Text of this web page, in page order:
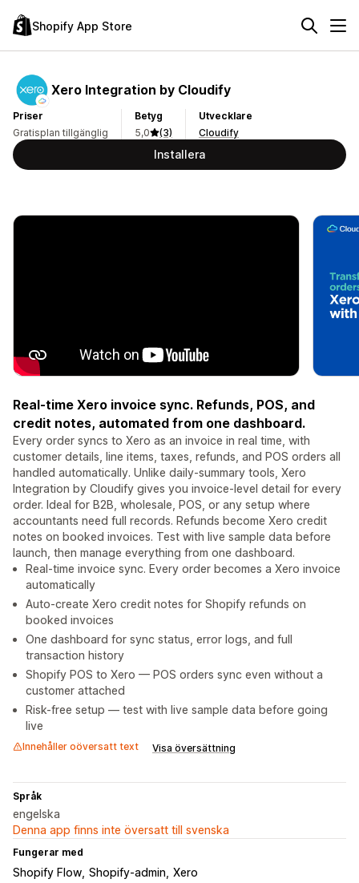
Shopify App Store
Xero Integration by Cloudify
Priser
Gratisplan tillgänglig
Betyg
5,0
(3)
Utvecklare
Cloudify
Installera
Real-time Xero invoice sync. Refunds, POS, and
credit notes, automated from one dashboard.
Every order syncs to Xero as an invoice in real time, with
customer details, line items, taxes, refunds, and POS orders all
handled automatically. Unlike daily-summary tools, Xero
Integration by Cloudify gives you invoice-level detail for every
order. Ideal for B2B, wholesale, POS, or any setup where
accountants need full records. Refunds become Xero credit
notes on booked invoices. Test with live sample data before
launch, then manage everything from one dashboard.
Real-time invoice sync. Every order becomes a Xero invoice
automatically
Auto-create Xero credit notes for Shopify refunds on
booked invoices
One dashboard for sync status, error logs, and full
transaction history
Shopify POS to Xero — POS orders sync even without a
customer attached
Risk-free setup — test with live sample data before going
live
Innehåller oöversatt text Visa översättning
Språk
engelska
Denna app finns inte översatt till svenska
Fungerar med
Shopify Flow Shopify-admin Xero